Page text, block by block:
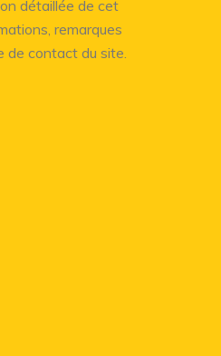
détaillée de cet
remarques
de contact du site.